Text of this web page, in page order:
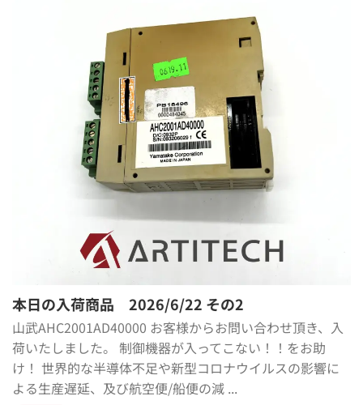
本日の入荷商品 2026/6/22 その2
山武AHC2001AD40000 お客様からお問い合わせ頂き、入
荷いたしました。 制御機器が入ってこない！！をお助
け！ 世界的な半導体不足や新型コロナウイルスの影響に
よる生産遅延、及び航空便/船便の減 ...